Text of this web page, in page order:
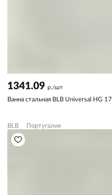
1341.09 р./шт
Ванна стальная BLB Universal HG
BLB Португалия